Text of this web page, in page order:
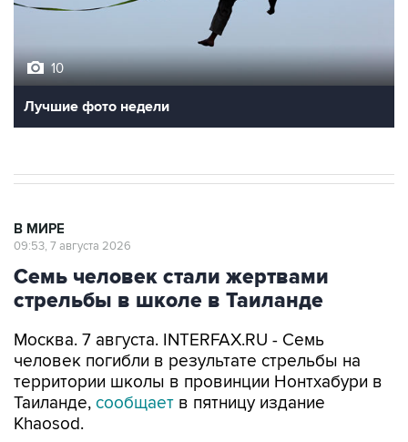
10
Лучшие фото недели
В МИРЕ
09:53, 7 августа 2026
Семь человек стали жертвами
стрельбы в школе в Таиланде
Москва. 7 августа. INTERFAX.RU - Семь
человек погибли в результате стрельбы на
территории школы в провинции Нонтхабури в
Таиланде, сообщает в пятницу издание
Khaosod.